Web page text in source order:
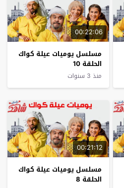
00:22:06
مسلسل يوميات عيلة كواك
الحلقة 10
منذ 3 سنوات
00:21:12
مسلسل يوميات عيلة كواك
الحلقة 8